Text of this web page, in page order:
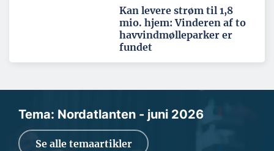
Kan levere strøm til 1,8
mio. hjem: Vinderen af to
havvindmølleparker er
fundet
Tema: Nordatlanten - juni 2026
Se alle temaartikler